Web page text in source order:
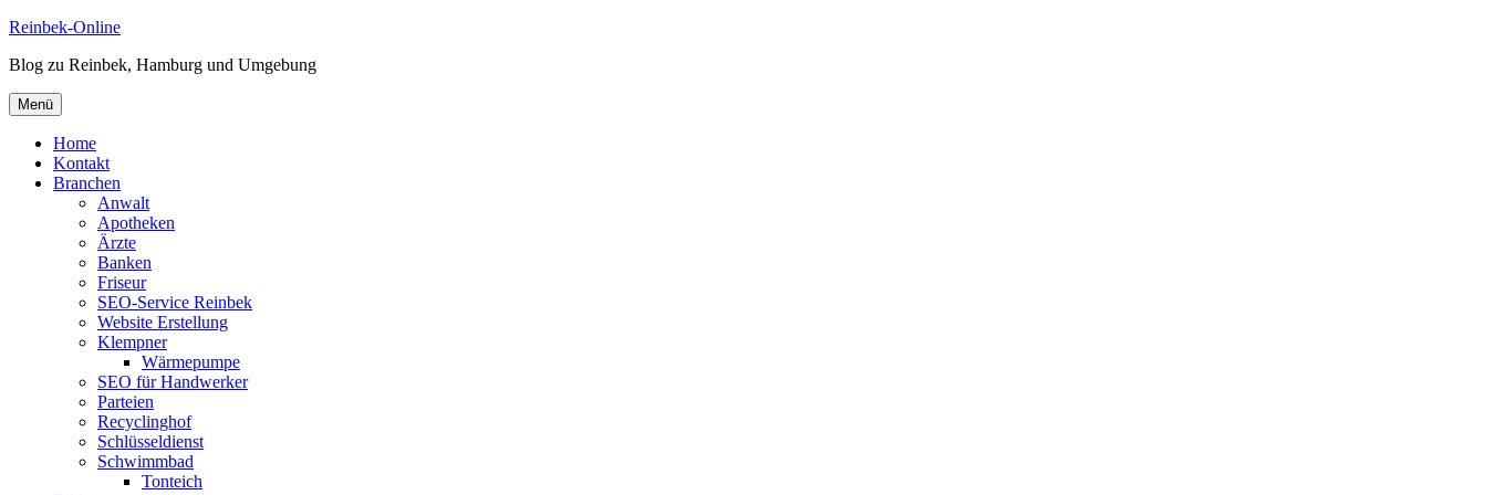
Zum
springen
Reinbek-Online
Blog zu Reinbek, Hamburg und Umgebung
Menü
Home
Kontakt
Branchen
Anwalt
Apotheken
Ärzte
Banken
Friseur
SEO-Service Reinbek
Website Erstellung
Klempner
Wärmepumpe
SEO für Handwerker
Parteien
Recyclinghof
Schlüsseldienst
Schwimmbad
Tonteich